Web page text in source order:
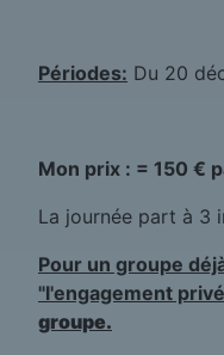
Périodes: Du 20
Mon prix : = 150 €
La journée part à 3
Pour un groupe
"l'engagement
groupe.